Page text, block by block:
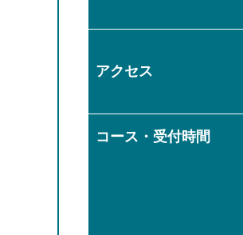
アクセス
コース・受付時間